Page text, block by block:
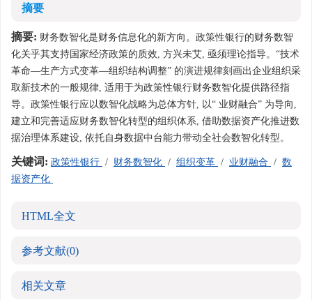
摘要
摘要: 财务数智化是财务信息化的新方向。政策性银行的财务数智
化关乎其支持国家经济政策的质效, 方兴未艾, 亟须理论指导。“技术
革命—生产方式变革—组织结构调整” 的演进规律刻画出企业组织采
取新技术的一般规律, 适用于为政策性银行财务数智化提供路径指
导。政策性银行应以数智化战略为总体方针, 以“ 业财融合” 为导向,
建立和完善适应财务数智化转型的组织体系, 借助数据资产化推进数
据治理体系建设, 依托自身数据中台能力带动全社会数智化转型。
关键词: 政策性银行 / 财务数智化 / 组织变革 / 业财融合 / 数
据资产化
HTML全文
参考文献(0)
相关文章